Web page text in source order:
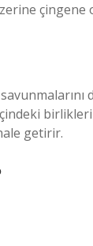
çingene
getirir.